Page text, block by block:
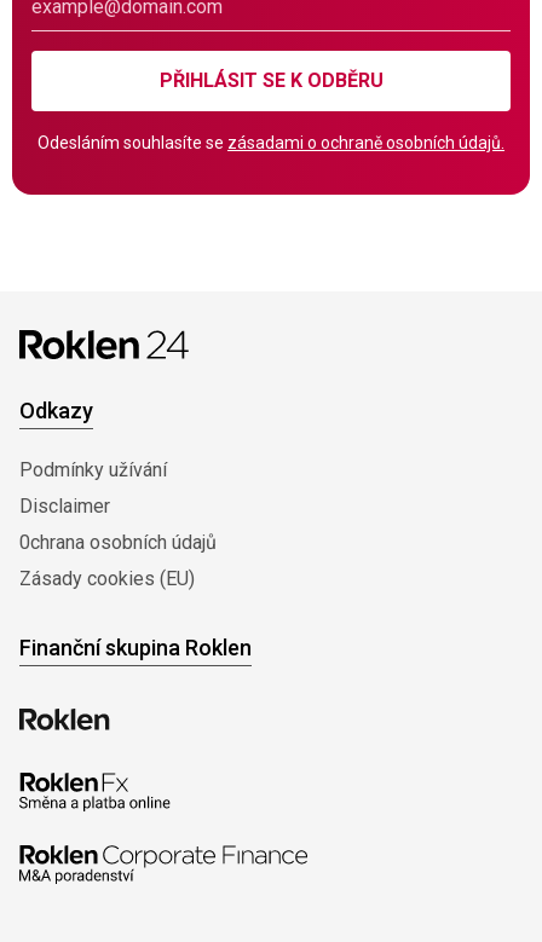
PŘIHLÁSIT SE K ODBĚRU
Odesláním souhlasíte se zásadami o ochraně osobních údajů.
Odkazy
Podmínky užívání
Disclaimer
0chrana osobních údajů
Zásady cookies (EU)
Finanční skupina Roklen